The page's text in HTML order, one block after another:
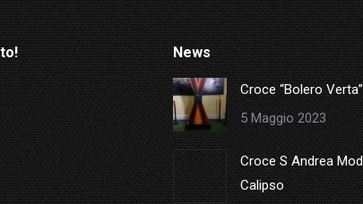
News
Croce “Bolero Verta”
5 Maggio 2023
Croce S Andrea
Calipso